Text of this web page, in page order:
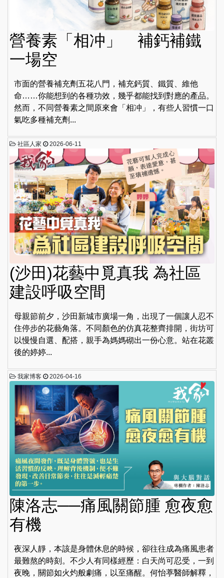
營養素「相冲」 補鈣補鐵
一場空
市面的營養補充劑五花八門，補充鈣質、鐵質、維他
命……你能想到的各種功效，幾乎都能找到對應的產品。
然而，不同營養素之間原來會「相冲」，有些人習慣一口
氣吃多種補充劑...
社區人家 2026-06-11
(沙田)花藝中覓真我 為社區
建設呼吸空間
母親節前夕，沙田新城市廣場一角，出現了一個讓人忍不
住停步的花藝角落。不同顏色的仿真花整齊排開，街坊可
以慢慢自選、配搭，親手為媽媽砌出一份心意。站在花叢
後的婷婷...
我家博客 2026-04-16
陳洛志──痛風關節腫 愈夜愈
有機
夜深人靜，本該是身體休息的時候，卻往往成為痛風患者
最難熬的時刻。不少人有同樣經歷：白天尚可忍受，一到
夜晚，關節如火灼般劇痛，以至痛醒。何怡葶醫師解釋，